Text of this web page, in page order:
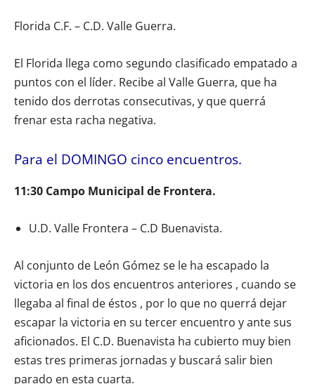
Florida C.F. – C.D. Valle Guerra.
El Florida llega como segundo clasificado empatado a
puntos con el líder. Recibe al Valle Guerra, que ha
tenido dos derrotas consecutivas, y que querrá
frenar esta racha negativa.
Para el DOMINGO cinco encuentros.
11:30 Campo Municipal de Frontera.
U.D. Valle Frontera – C.D Buenavista.
Al conjunto de León Gómez se le ha escapado la
victoria en los dos encuentros anteriores , cuando se
llegaba al final de éstos , por lo que no querrá dejar
escapar la victoria en su tercer encuentro y ante sus
aficionados. El C.D. Buenavista ha cubierto muy bien
estas tres primeras jornadas y buscará salir bien
parado en esta cuarta.